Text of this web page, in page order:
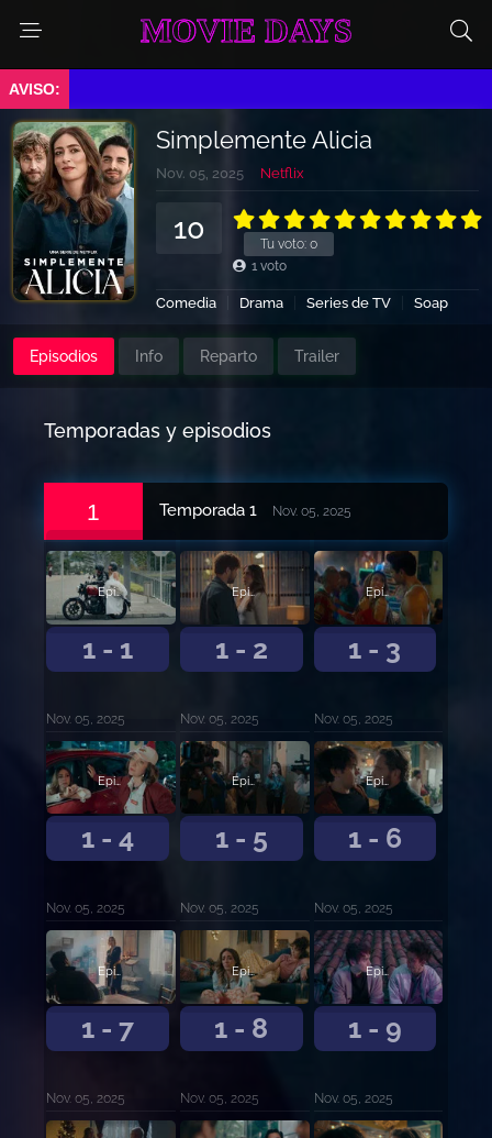
MOVIE DAYS
Simplemente Alicia
Nov. 05, 2025 Netflix
Tu voto: 0
10
1 voto
Comedia Drama Series de TV Soap
Episodios Info Reparto Trailer
Temporadas y episodios
1 Temporada 1 Nov. 05, 2025
1 - 1
Episodio 1
Nov. 05, 2025
1 - 2
Episodio 2
Nov. 05, 2025
1 - 3
Episodio 3
Nov. 05, 2025
1 - 4
Episodio 4
Nov. 05, 2025
1 - 5
Episodio 5
Nov. 05, 2025
1 - 6
Episodio 6
Nov. 05, 2025
1 - 7
Episodio 7
Nov. 05, 2025
1 - 8
Episodio 8
Nov. 05, 2025
1 - 9
Episodio 9
Nov. 05, 2025